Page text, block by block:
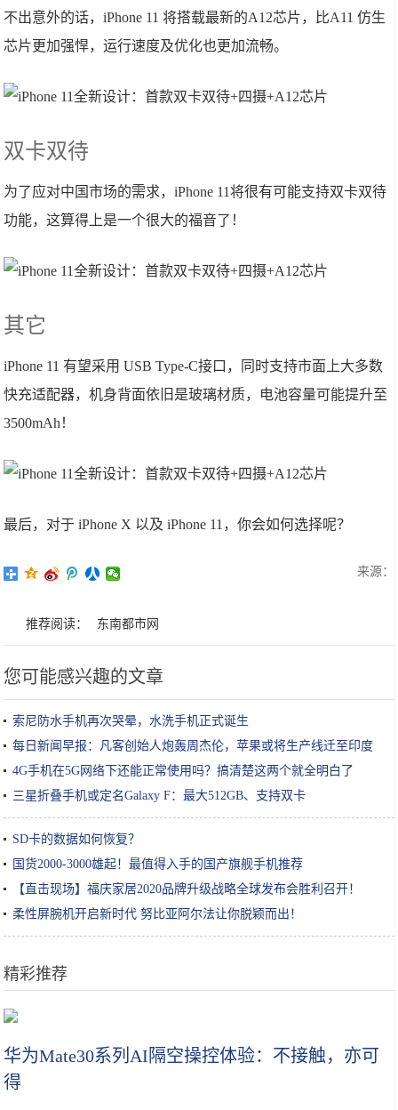
不出意外的话，iPhone 11 将搭载最新的A12芯片，比A11 仿生
芯片更加强悍，运行速度及优化也更加流畅。
双卡双待
为了应对中国市场的需求，iPhone 11将很有可能支持双卡双待
功能，这算得上是一个很大的福音了！
其它
iPhone 11 有望采用 USB Type-C接口，同时支持市面上大多数
快充适配器，机身背面依旧是玻璃材质，电池容量可能提升至
3500mAh！
最后，对于 iPhone X 以及 iPhone 11，你会如何选择呢？
来源：
推荐阅读： 东南都市网
您可能感兴趣的文章
索尼防水手机再次哭晕，水洗手机正式诞生
每日新闻早报：凡客创始人炮轰周杰伦，苹果或将生产线迁至印度
...
4G手机在5G网络下还能正常使用吗？搞清楚这两个就全明白了
三星折叠手机或定名Galaxy F：最大512GB、支持双卡
SD卡的数据如何恢复？
国货2000-3000雄起！最值得入手的国产旗舰手机推荐
【直击现场】福庆家居2020品牌升级战略全球发布会胜利召开！
柔性屏腕机开启新时代 努比亚阿尔法让你脱颖而出！
精彩推荐
华为Mate30系列AI隔空操控体验：不接触，亦可
得